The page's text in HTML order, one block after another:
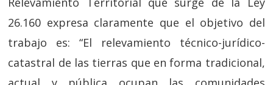
26.160 expresa claramente que el objetivo del
trabajo es: “El relevamiento técnico-jurídico-
catastral de las tierras que en forma tradicional,